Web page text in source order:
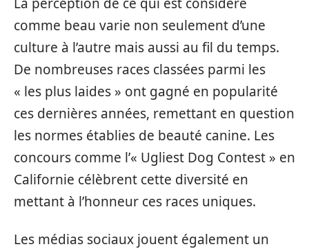
La perception de ce qui est considéré
comme beau varie non seulement d’une
culture à l’autre mais aussi au fil du temps.
De nombreuses races classées parmi les
« les plus laides » ont gagné en popularité
ces dernières années, remettant en question
les normes établies de beauté canine. Les
concours comme l’« Ugliest Dog Contest » en
Californie célèbrent cette diversité en
mettant à l’honneur ces races uniques.
Les médias sociaux jouent également un